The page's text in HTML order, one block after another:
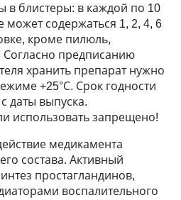
в блистеры: в каждой по 10
может содержаться 1, 2, 4, 6
кроме пилюль,
Согласно предписанию
хранить препарат нужно
+25°С. Срок годности
даты выпуска.
использовать запрещено!
медикамента
состава. Активный
простагландинов,
воспалительного